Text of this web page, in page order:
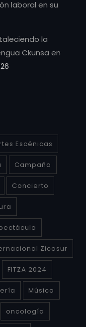
laboral en su
la
Ckunsa en
Escénicas
Campaña
Concierto
Zicosur
FITZA 2024
Música
oncología